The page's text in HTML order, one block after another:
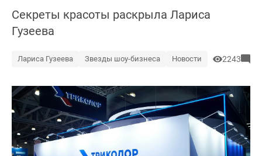
Секреты красоты раскрыла Лариса
Гузеева
Лариса Гузеева Звезды шоу-бизнеса Новости 2243